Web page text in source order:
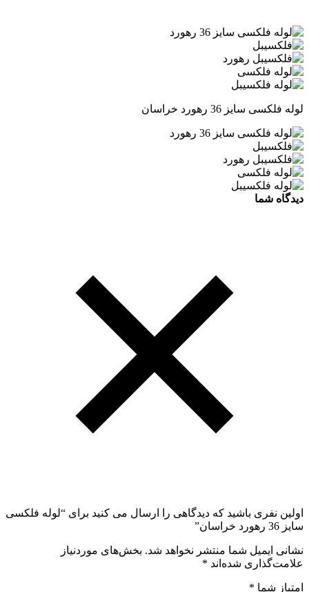
لوله فلکسی سایز 36 رهورد خراسان
دیدگاه شما
اولین نفری باشید که دیدگاهی را ارسال می کنید برای “لوله فلکسی
سایز 36 رهورد خراسان”
نشانی ایمیل شما منتشر نخواهد شد. بخش‌های موردنیاز
علامت‌گذاری شده‌اند *
امتیاز شما *